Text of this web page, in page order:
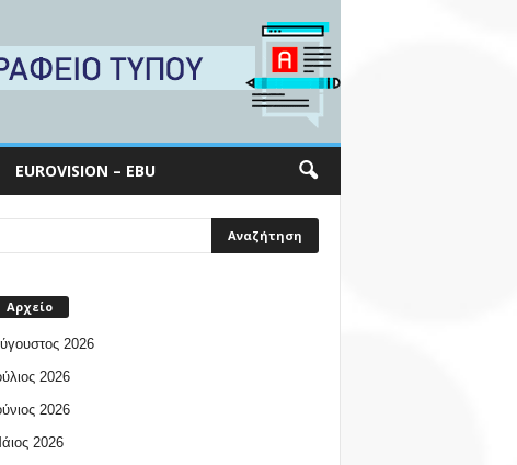
EUROVISION – EBU
Αρχείο
2026
2026
2026
2026